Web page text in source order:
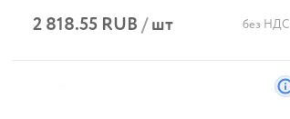
В корзину
2 818.55 RUB/шт без НДС